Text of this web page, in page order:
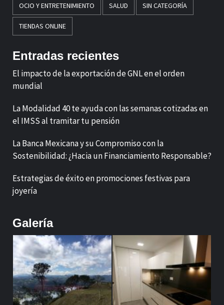
OCIO Y ENTRETENIMIENTO SALUD SIN CATEGORÍA
TIENDAS ONLINE
Entradas recientes
El impacto de la exportación de GNL en el orden
mundial
La Modalidad 40 te ayuda con las semanas cotizadas en
el IMSS al tramitar tu pensión
La Banca Mexicana y su Compromiso con la
Sostenibilidad: ¿Hacia un Financiamiento Responsable?
Estrategias de éxito en promociones festivas para
joyería
Galería